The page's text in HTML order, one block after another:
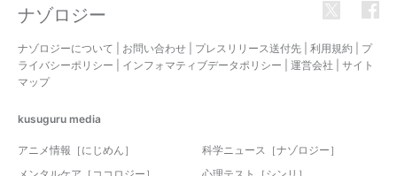
ナゾロジー
ナゾロジーについて お問い合わせ プレスリリース送付先 利用規約
プ
ライバシーポリシー
インフォマティブデータポリシー 運営会社
サイト
マップ
kusuguru media
アニメ情報［にじめん］
科学ニュース［ナゾロジー］